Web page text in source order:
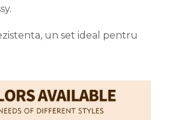
un set ideal pentru